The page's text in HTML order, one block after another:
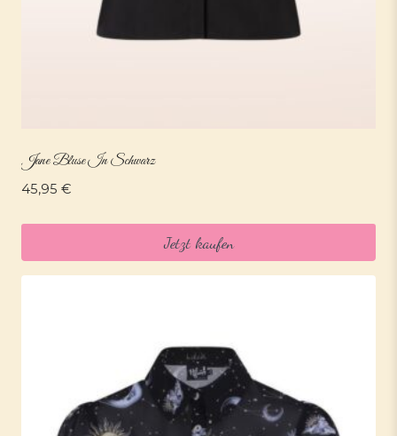
Jane Bluse In Schwarz
45,95 €
Jetzt kaufen